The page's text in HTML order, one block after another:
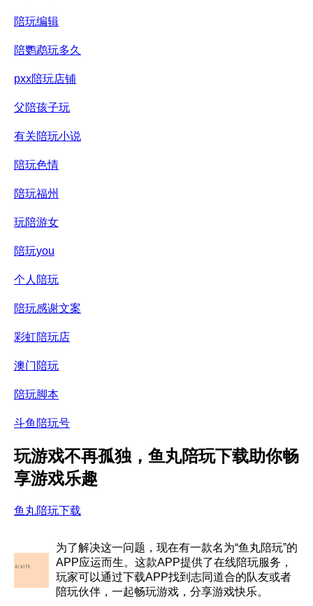
陪玩编辑
陪鹦鹉玩多久
pxx陪玩店铺
父陪孩子玩
有关陪玩小说
陪玩色情
陪玩福州
玩陪游女
陪玩you
个人陪玩
陪玩感谢文案
彩虹陪玩店
澳门陪玩
陪玩脚本
斗鱼陪玩号
玩游戏不再孤独，鱼丸陪玩下载助你畅
享游戏乐趣
鱼丸陪玩下载
为了解决这一问题，现在有一款名为“鱼丸陪玩”的
APP应运而生。这款APP提供了在线陪玩服务，
玩家可以通过下载APP找到志同道合的队友或者
陪玩伙伴，一起畅玩游戏，分享游戏快乐。